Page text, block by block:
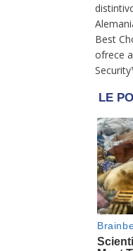
Best
ofrece